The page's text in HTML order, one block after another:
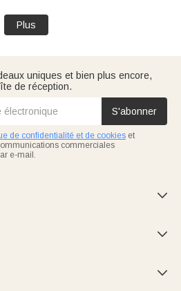
Plus
uniques et bien plus encore,
de réception.
S'abonner
de confidentialité et de cookies et
commerciales
e-mail.


